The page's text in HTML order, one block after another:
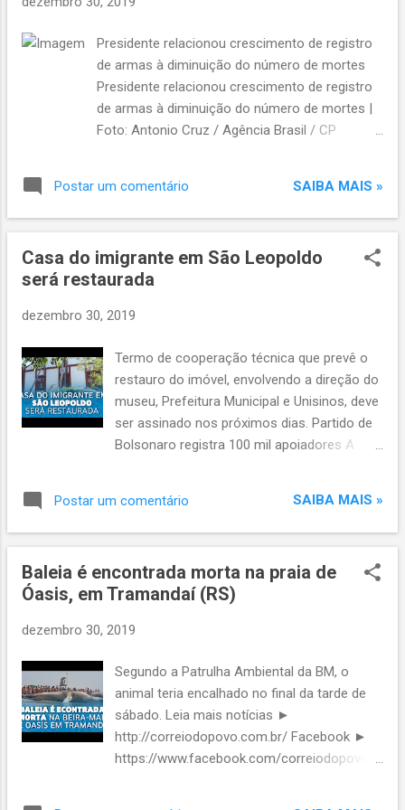
Presidente relacionou crescimento de registro
de armas à diminuição do número de mortes
Presidente relacionou crescimento de registro
de armas à diminuição do número de mortes |
Foto: Antonio Cruz / Agência Brasil / CP
Nacional aprove a ampliação da posse e do
porte de armas no país. Em postagem na rede
registro de armas de fogo à diminuição do
número de mortes. "Registro de armas de fogo
conta o mesmo período de 2018. Segundo
'especialistas', o número de mortes deveria
aumentar no Brasil, mas na prática caiu 22%.
Dependo do Parlamento para ampliar o direito à
posse/porte para mais cidadãos", escreveu o
presidente. O presidente da República está na
Base Naval de Aratu, unidade da Marinha em
Bolsonaro deixou Brasília na tarde de sexta-
Postar um comentário SAIBA MAIS »
Casa do imigrante em São Leopoldo
será restaurada
dezembro 30, 2019
Termo de cooperação técnica que prevê o
restauro do imóvel, envolvendo a direção do
museu, Prefeitura Municipal e Unisinos, deve
ser assinado nos próximos dias. Partido de
Bolsonaro registra 100 mil apoiadores A
preencheram a ficha de “apoiador”... [ leia
mais ] “Voltamos ao ponto em que a relação
Merval Pereira, em sua coluna no Globo,
disse que a figura do juiz de garantias, do
mais ] Bolsonaro: “Dependo do Parlamento
Bolsonaro usou o Twitter neste domingo
Com Bolsonaro, gastos secretos da
Presidência chegam a R$ 14,9 milhões Os
Postar um comentário SAIBA MAIS »
Baleia é encontrada morta na praia de
Óasis, em Tramandaí (RS)
dezembro 30, 2019
Segundo a Patrulha Ambiental da BM, o
animal teria encalhado no final da tarde de
sábado. Leia mais notícias ►
http://correiodopovo.com.br/ Facebook ►
https://www.facebook.com/correiodopovo